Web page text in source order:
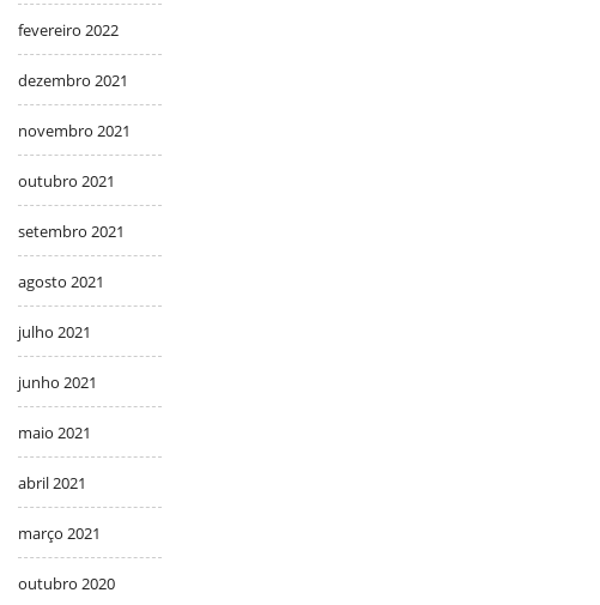
fevereiro 2022
dezembro 2021
novembro 2021
outubro 2021
setembro 2021
agosto 2021
julho 2021
junho 2021
maio 2021
abril 2021
março 2021
outubro 2020